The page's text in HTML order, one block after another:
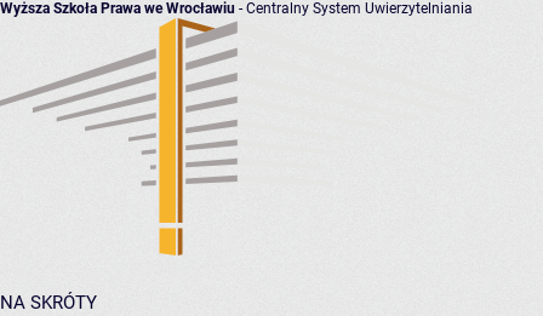
Wyższa Szkoła Prawa we Wrocławiu - Centralny System Uwierzytelniania
NA SKRÓTY